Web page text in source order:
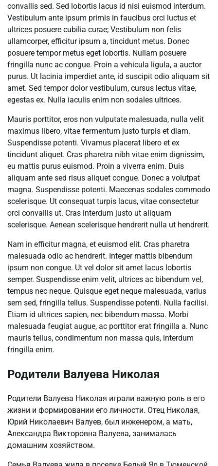
convallis sed. Sed lobortis lacus id nisi euismod interdum.
Vestibulum ante ipsum primis in faucibus orci luctus et
ultrices posuere cubilia curae; Vestibulum non felis
ullamcorper, efficitur ipsum a, tincidunt metus. Donec
posuere tempor metus eget lobortis. Nullam posuere
fringilla nunc ac congue. Proin a vehicula ligula, a auctor
purus. Ut lacinia imperdiet ante, id suscipit odio aliquam sit
amet. Sed tempor dolor vestibulum, cursus lectus vitae,
egestas ex. Nulla iaculis enim non sodales ultrices.
Mauris porttitor, eros non vulputate malesuada, nulla velit
maximus libero, vitae fermentum justo turpis et diam.
Suspendisse potenti. Vivamus placerat libero et ex
tincidunt aliquet. Cras pharetra nibh vitae enim dignissim,
eu mattis purus euismod. Proin a viverra enim. Duis
aliquam ante sed risus aliquet congue. Donec a volutpat
magna. Suspendisse potenti. Maecenas sodales commodo
scelerisque. Ut consequat turpis lacus, vitae consectetur
orci convallis ut. Cras interdum justo ut aliquam
scelerisque. Aenean scelerisque hendrerit nulla ut hendrerit.
Nam in efficitur magna, et euismod elit. Cras pharetra
malesuada odio ac hendrerit. Integer mattis bibendum
ipsum non congue. Ut vel dolor sit amet lacus lobortis
semper. Suspendisse enim velit, ultrices ac bibendum vel,
tempus nec neque. Quisque eget neque malesuada, varius
sem sed, fringilla tellus. Suspendisse potenti. Nulla facilisi.
Etiam id ultrices sapien, nec bibendum massa. Morbi
malesuada feugiat augue, ac porttitor erat fringilla a. Nunc
mauris tellus, condimentum non massa quis, interdum
fringilla enim.
Родители Валуева Николая
Родители Валуева Николая играли важную роль в его
жизни и формировании его личности. Отец Николая,
Юрий Николаевич Валуев, был инженером, а мать,
Александра Викторовна Валуева, занималась
домашним хозяйством.